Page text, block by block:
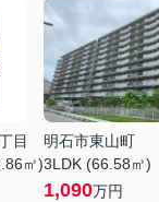
目
㎡)
明石市東山町
3LDK (66.58㎡)
1,090万円